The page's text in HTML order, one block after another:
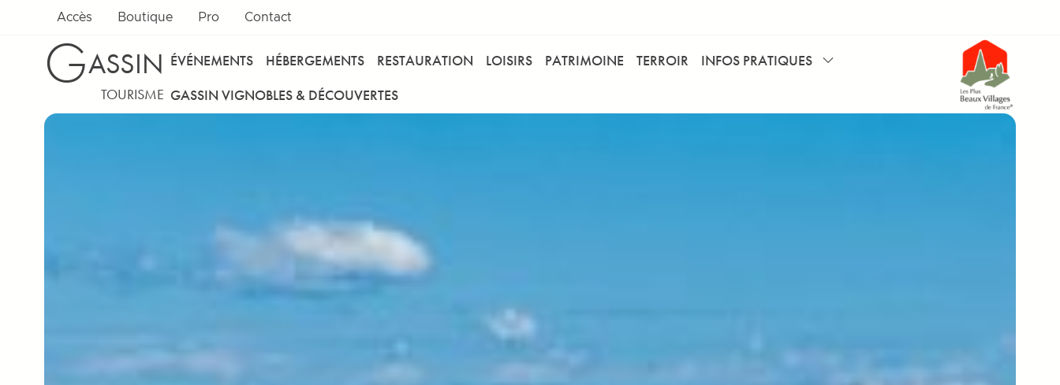
Aller au contenu
Accès Boutique Pro Contact
GASSIN
TOURISME
ÉVÉNEMENTS HÉBERGEMENTS RESTAURATION LOISIRS PATRIMOINE TERROIR
INFOS PRATIQUES
GASSIN VIGNOBLES & DÉCOUVERTES